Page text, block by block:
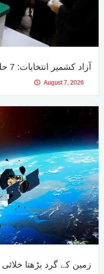
آزاد کشمیر انتخابات: 7 حلقوں پر پولنگ ملتوی
August 7, 2026
زمین کے گرد بڑھتا